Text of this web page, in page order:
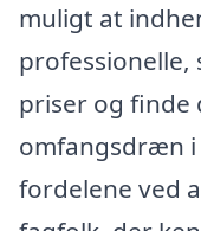
muligt at
professionelle,
priser og finde
omfangsdræn i
fordelene ved